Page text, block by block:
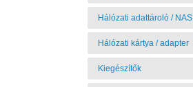
Hálózati adattároló / NAS
Hálózati kártya / adapter
Kiegészítők